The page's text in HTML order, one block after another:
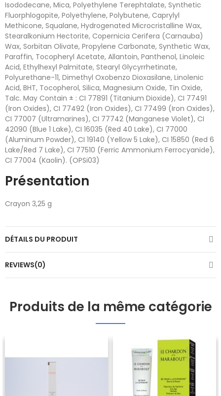
Isododecane, Mica, Polyethylene Terephtalate, Synthetic
Fluorphlogopite, Polyethylene, Polybutene, Caprylyl
Methicone, Squalane, Hydrogenated Microcristalline Wax,
Stearalkonium Hectorite, Copernicia Cerifera (Carnauba)
Wax, Sorbitan Olivate, Propylene Carbonate, Synthetic Wax,
Paraffin, Tocopheryl Acetate, Allantoin, Panthenol, Linoleic
Acid, Ethylhexyl Palmitate, Stearyl Glycyrrhetinate,
Polyurethane-11, Dimethyl Oxobenzo Dioxasilane, Linolenic
Acid, BHT, Tocopherol, Silica, Magnesium Oxide, Tin Oxide,
Talc. May Contain ± : CI 77891 (Titanium Dioxide), CI 77491
(Iron Oxides), CI 77492 (Iron Oxides), CI 77499 (Iron Oxides),
CI 77007 (Ultramarines), CI 77742 (Manganese Violet), CI
42090 (Blue 1 Lake), CI 16035 (Red 40 Lake), CI 77000
(Aluminum Powder), CI 19140 (Yellow 5 Lake), CI 15850 (Red 6
Lake/Red 7 Lake), CI 77510 (Ferric Ammonium Ferrocyanide),
CI 77004 (Kaolin). (OPSi03)
Présentation
Crayon 3,25 g
DÉTAILS DU PRODUIT
REVIEWS(0)
Produits de la même catégorie